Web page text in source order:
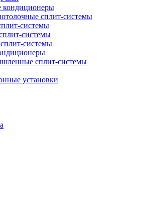
​сплит-системы
системы
системы
системы
сплит-системы
установки